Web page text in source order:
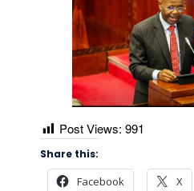
Post Views: 991
Share this:
Facebook X